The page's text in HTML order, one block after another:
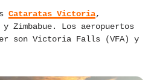
Cataratas Victoria,
Zimbabue. Los aeropuertos
son Victoria Falls (VFA) y